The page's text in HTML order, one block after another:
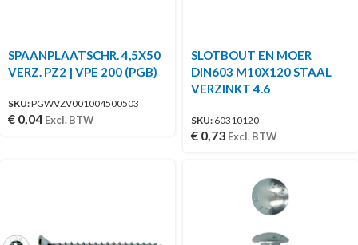
SPAANPLAATSCHR. 4,5X50
VERZ. PZ2 | VPE 200 (PGB)
SKU:PGWVZV001004500503
€ 0,04 Excl. BTW
SLOTBOUT EN MOER
DIN603 M10X120 STAAL
VERZINKT 4.6
SKU: 60310120
€ 0,73 Excl. BTW